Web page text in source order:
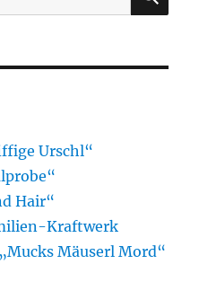
Urschl“
Hair“
Kraftwerk
Mäuserl Mord“